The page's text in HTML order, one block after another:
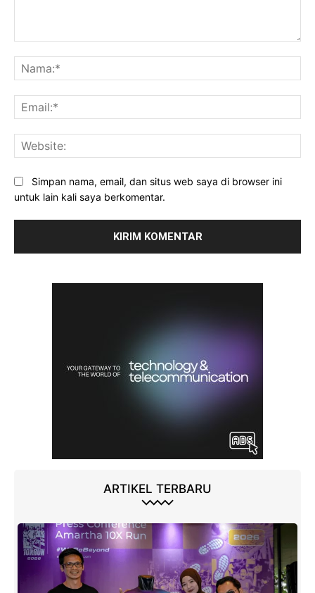
Simpan nama, email, dan situs web saya di browser ini
untuk lain kali saya berkomentar.
ARTIKEL TERBARU